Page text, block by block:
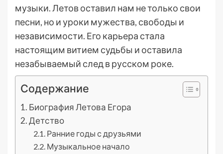
музыки. Летов оставил нам не только свои
песни, но и уроки мужества, свободы и
независимости. Его карьера стала
настоящим витием судьбы и оставила
незабываемый след в русском роке.
Содержание
Биография Летова Егора
Детство
Ранние годы с друзьями
Музыкальное начало